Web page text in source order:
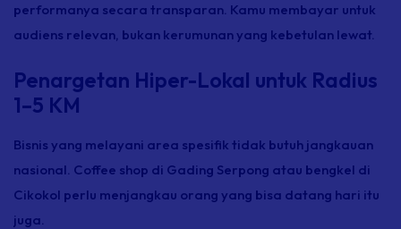
performanya secara transparan. Kamu membayar untuk
audiens relevan, bukan kerumunan yang kebetulan lewat.
Penargetan Hiper-Lokal untuk Radius
1–5 KM
Bisnis yang melayani area spesifik tidak butuh jangkauan
nasional. Coffee shop di Gading Serpong atau bengkel di
Cikokol perlu menjangkau orang yang bisa datang hari itu
juga.